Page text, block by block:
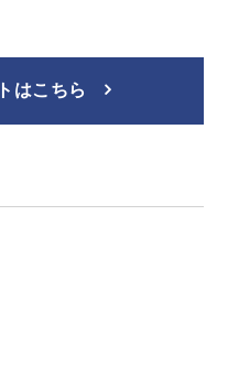
はこちら